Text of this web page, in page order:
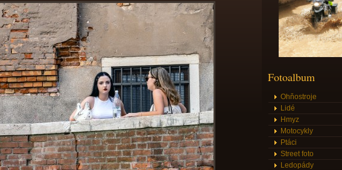
Fotoalbum
Ohňostroje
Lidé
Hmyz
Motocykly
Ptáci
Street foto
Ledopády